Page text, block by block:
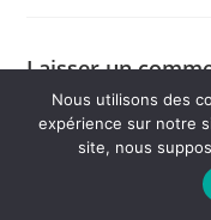
Laisser un
Nous utilisons des
expérience sur notre
site, nous